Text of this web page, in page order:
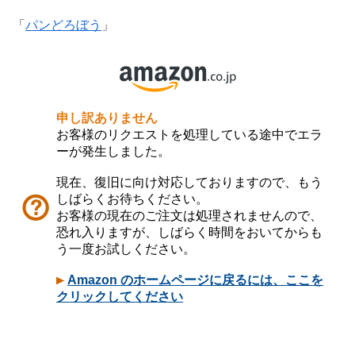
「 パンどろぼう 」